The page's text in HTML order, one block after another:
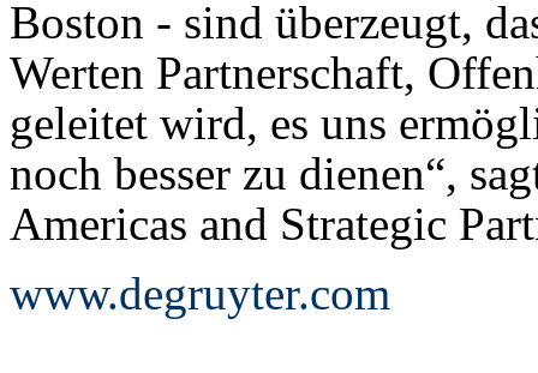
Boston - sind überzeugt,
Werten Partnerschaft,
geleitet wird, es uns
noch besser zu dienen“,
Americas and Strategic
www.degruyter.com